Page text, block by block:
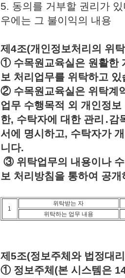
5. 동의를 거부할 권리가
우에는 그 불이익의 내용
제4조(개인정보처리의 위
① 수목원교육실은 원활한
보 처리업무를 위탁하고
② 수목원교육실은 위탁계
업무 수행목적 외 개인정
한, 수탁자에 대한 관리․감
서에 명시하고, 수탁자가
니다.
③ 위탁업무의 내용이나
보 처리방침을 통하여 공
1
위탁받는 자
위탁하는 업무 내용
제5조(정보주체와 법정대
① 정보주체(본 시스템은